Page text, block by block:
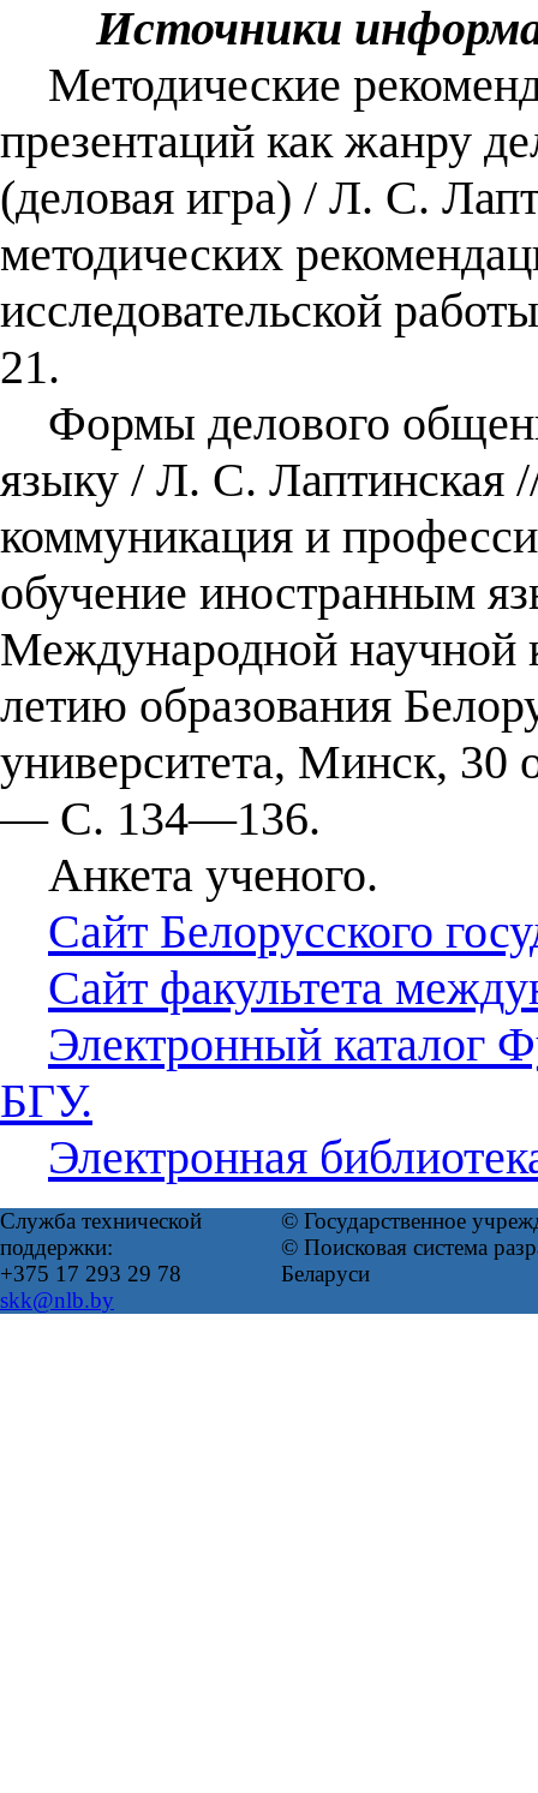
Источники
Методические
презентаций как жанру
(деловая игра) / Л. С.
методических
исследовательской
21.
Формы делового
языку / Л. С. Лаптинская
коммуникация и
обучение иностранным
Международной научной
летию образования
университета, Минск, 30
— С. 134—136.
Анкета ученого.
Сайт Белорусского
Сайт факультета
Электронный каталог
БГУ.
Электронная
Служба технической
поддержки:
+375 17 293 29 78
skk@nlb.by
© Государственное
© Поисковая система
Беларуси